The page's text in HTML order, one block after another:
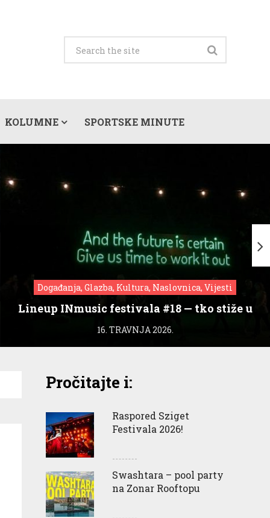
KOLUMNE SPORTSKE MINUTE
Događanja, Glazba, Kultura, Naslovnica, Vijesti
Lineup INmusic festivala #18 — tko stiže u
Zagreb?
16. TRAVNJA 2026.
Pročitajte i:
Raspored Sziget
Festivala 2026!
Swashtara – pool party
na Zonar Rooftopu